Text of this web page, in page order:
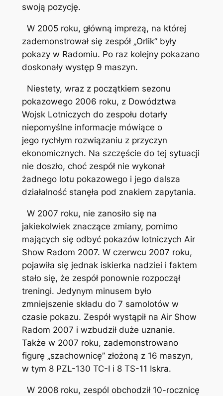
swoją pozycję.
W 2005 roku, główną imprezą, na której
zademonstrował się zespół „Orlik” były
pokazy w Radomiu. Po raz kolejny pokazano
doskonały występ 9 maszyn.
Niestety, wraz z początkiem sezonu
pokazowego 2006 roku, z Dowództwa
Wojsk Lotniczych do zespołu dotarły
niepomyślne informacje mówiące o
jego rychłym rozwiązaniu z przyczyn
ekonomicznych. Na szczęście do tej sytuacji
nie doszło, choć zespół nie wykonał
żadnego lotu pokazowego i jego dalsza
działalność stanęła pod znakiem zapytania.
W 2007 roku, nie zanosiło się na
jakiekolwiek znaczące zmiany, pomimo
mających się odbyć pokazów lotniczych Air
Show Radom 2007. W czerwcu 2007 roku,
pojawiła się jednak iskierka nadziei i faktem
stało się, że zespół ponownie rozpoczął
treningi. Jedynym minusem było
zmniejszenie składu do 7 samolotów w
czasie pokazu. Zespół wystąpił na Air Show
Radom 2007 i wzbudził duże uznanie.
Także w 2007 roku, zademonstrowano
figurę „szachownicę” złożoną z 16 maszyn,
w tym 8 PZL-130 TC-I i 8 TS-11 Iskra.
W 2008 roku, zespól obchodził 10-rocznicę